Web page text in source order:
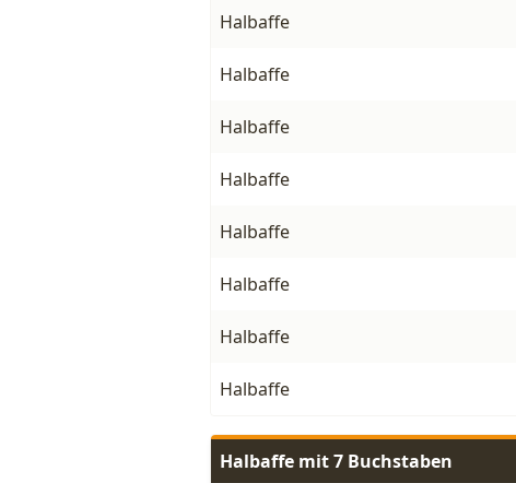
Halbaffe
Halbaffe
Halbaffe
Halbaffe
Halbaffe
Halbaffe
Halbaffe
Halbaffe
Halbaffe mit 7 Buchstaben